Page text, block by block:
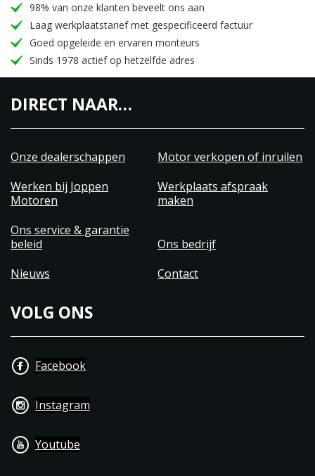
98% van onze klanten beveelt ons aan
Laag werkplaatstarief met gespecificeerd factuur
Goed opgeleide en ervaren monteurs
Sinds 1978 actief op hetzelfde adres
DIRECT NAAR…
Onze dealerschappen
Motor verkopen of inruilen
Werken bij Joppen
Motoren
Werkplaats afspraak
maken
Ons service & garantie
beleid
Ons bedrijf
Nieuws
Contact
VOLG ONS
Facebook
Instagram
Youtube